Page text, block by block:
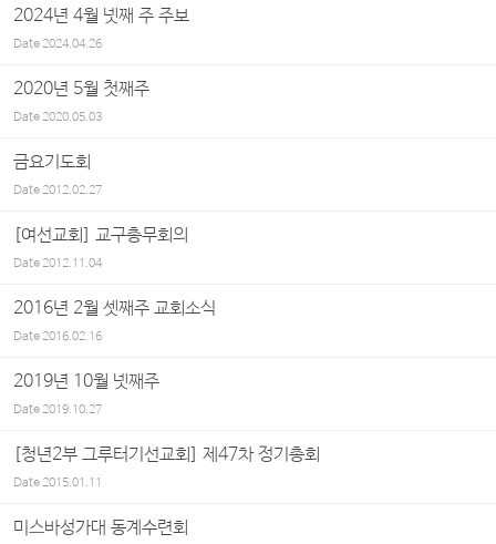
2024년 4월 넷째 주 주보
Date2024.04.26
2020년 5월 첫째주
Date2020.05.03
금요기도회
Date2012.02.27
[여선교회] 교구총무회의
Date2012.11.04
2016년 2월 셋째주 교회소식
Date2016.02.16
2019년 10월 넷째주
Date2019.10.27
[청년2부 그루터기선교회] 제47차 정기총회
Date2015.01.11
미스바성가대 동계수련회